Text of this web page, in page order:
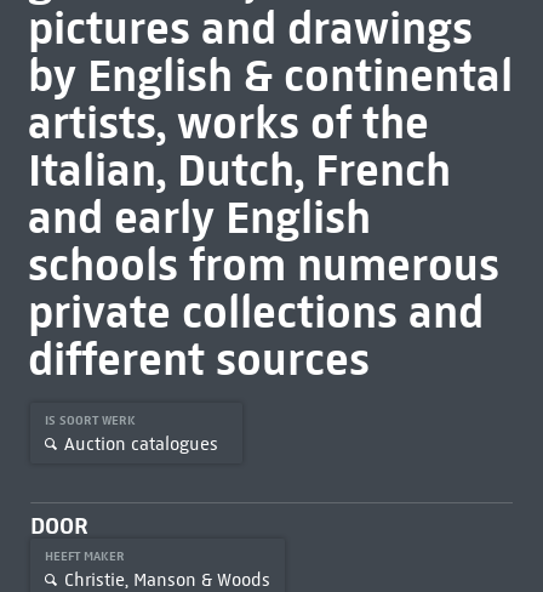
pictures and drawings
by English & continental
artists, works of the
Italian, Dutch, French
and early English
schools from numerous
private collections and
different sources
IS SOORT WERK
Auction catalogues
DOOR
HEEFT MAKER
Christie, Manson & Woods